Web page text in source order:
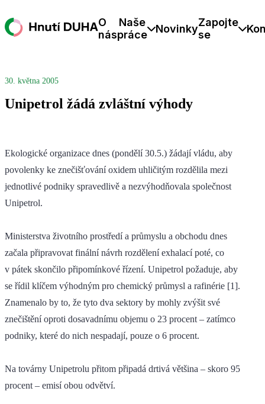
O
nás
Naše
práce
NovinkyZapojte
se
30. května 2005
Unipetrol žádá zvláštní výhody
Ekologické organizace dnes (pondělí 30.5.) žádají vládu, aby
povolenky ke znečišťování oxidem uhličitým rozdělila mezi
jednotlivé podniky spravedlivě a nezvýhodňovala společnost
Unipetrol.
Ministerstva životního prostředí a průmyslu a obchodu dnes
začala připravovat finální návrh rozdělení exhalací poté, co
v pátek skončilo připomínkové řízení. Unipetrol požaduje, aby
se řídil klíčem výhodným pro chemický průmysl a rafinérie [1].
Znamenalo by to, že tyto dva sektory by mohly zvýšit své
znečištění oproti dosavadnímu objemu o 23 procent – zatímco
podniky, které do nich nespadají, pouze o 6 procent.
Na továrny Unipetrolu přitom připadá drtivá většina – skoro 95
procent – emisí obou odvětví.